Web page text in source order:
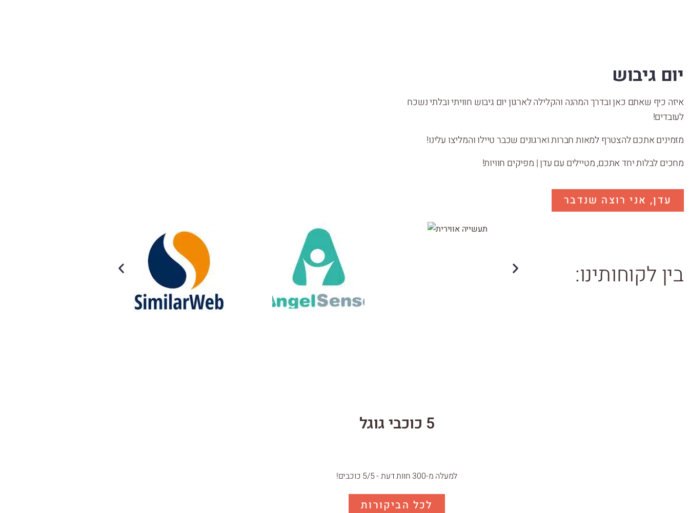
יום גיבוש
איזה כיף שאתם כאן ובדרך המהנה והקלילה לארגון יום גיבוש חוויתי ובלתי נשכח
לעובדים!
מזמינים אתכם להצטרף למאות חברות וארגונים שכבר טיילו והמליצו עלינו!
מחכים לבלות יחד אתכם, מטיילים עם עדן | מפיקים חוויות!
עדן, אני רוצה שנדבר
בין לקוחותינו:
5 כוכבי גוגל
למעלה מ-300 חוות דעת - 5/5 כוכבים!
לכל הביקורות